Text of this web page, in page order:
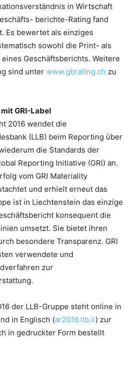
in Wirtschaft
berichte-Rating fand
Es bewertet als einziges
sowohl die Print- als
Geschäftsberichts. Weitere
sind unter www.gbrating.ch zu
mitGRI-Label
2016 wendet die
(LLB) beim Reporting über
die Standards der
Reporting Initiative (GRI) an.
vom GRI Materiality
und erhielt erneut das
ist in Liechtenstein das einzige
konsequent die
umsetzt. Sie bietet ihren
besondere Transparenz. GRI
verwendete und
zur
der LLB-Gruppe steht online in
in Englisch (ar2016.llb.li) zur
in gedruckter Form bestellt